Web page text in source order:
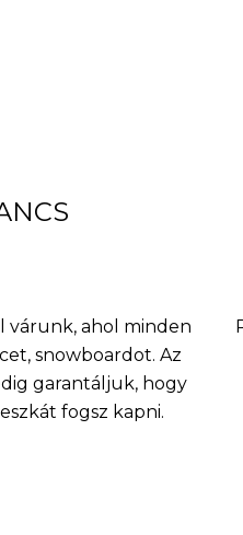
várunk, ahol minden
snowboardot. Az
garantáljuk, hogy
fogsz kapni.